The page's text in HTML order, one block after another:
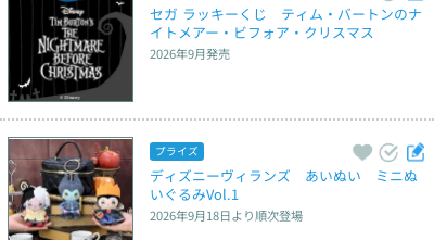
セガ ラッキーくじ　ティム・バートンのナ
イトメアー・ビフォア・クリスマス
2026年9月発売
プライズ
ディズニーヴィランズ　あいぬい　ミニぬ
いぐるみVol.1
2026年9月18日より順次登場